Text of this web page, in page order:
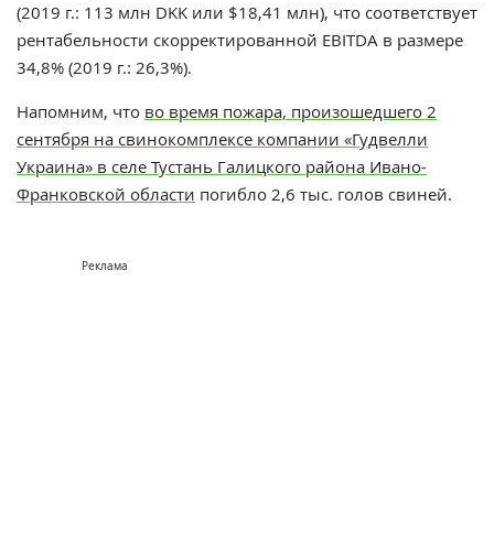
(2019 г.: 113 млн DKK или $18,41 млн), что соответствует
рентабельности скорректированной EBITDA в размере
34,8% (2019 г.: 26,3%).
Напомним, что во время пожара, произошедшего 2
сентября на свинокомплексе компании «Гудвелли
Украина» в селе Тустань Галицкого района Ивано-
Франковской области погибло 2,6 тыс. голов свиней.
Реклама